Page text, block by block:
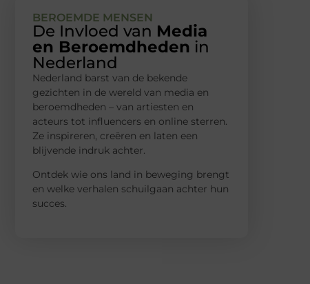
BEROEMDE MENSEN
De Invloed van Media
en Beroemdheden in
Nederland
Nederland barst van de bekende
gezichten in de wereld van media en
beroemdheden – van artiesten en
acteurs tot influencers en online sterren.
Ze inspireren, creëren en laten een
blijvende indruk achter.
Ontdek wie ons land in beweging brengt
en welke verhalen schuilgaan achter hun
succes.